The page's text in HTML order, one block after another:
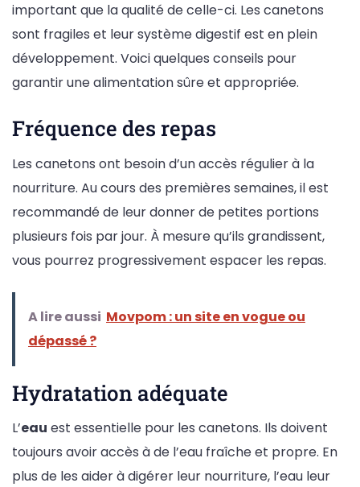
important que la qualité de celle-ci. Les canetons
sont fragiles et leur système digestif est en plein
développement. Voici quelques conseils pour
garantir une alimentation sûre et appropriée.
Fréquence des repas
Les canetons ont besoin d’un accès régulier à la
nourriture. Au cours des premières semaines, il est
recommandé de leur donner de petites portions
plusieurs fois par jour. À mesure qu’ils grandissent,
vous pourrez progressivement espacer les repas.
A lire aussi Movpom : un site en vogue ou
dépassé ?
Hydratation adéquate
L’eau est essentielle pour les canetons. Ils doivent
toujours avoir accès à de l’eau fraîche et propre. En
plus de les aider à digérer leur nourriture, l’eau leur